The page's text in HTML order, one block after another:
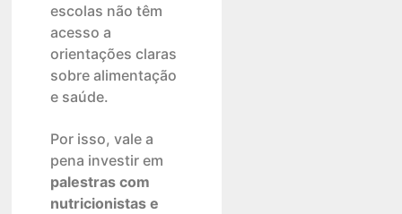
escolas não têm
acesso a
orientações claras
sobre alimentação
e saúde.
Por isso, vale a
pena investir em
palestras com
nutricionistas e